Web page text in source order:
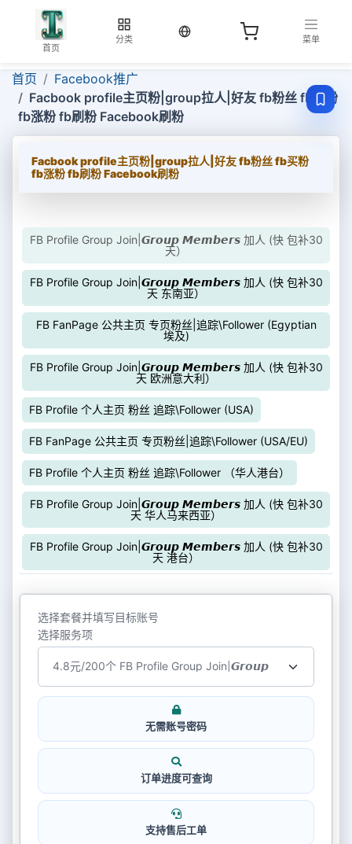
首页
分类
当前语言：中文
菜单
首页
Facebook推广
Facbook profile主页粉|group拉人|好友 fb粉丝 fb买粉
fb涨粉 fb刷粉 Facebook刷粉
Facbook profile主页粉|group拉人|好友 fb粉丝 fb买粉
fb涨粉 fb刷粉 Facebook刷粉
FB Profile Group Join|𝙂𝙧𝙤𝙪𝙥 𝙈𝙚𝙢𝙗𝙚𝙧𝙨 加人 (快 包补30
天）
FB Profile Group Join|𝙂𝙧𝙤𝙪𝙥 𝙈𝙚𝙢𝙗𝙚𝙧𝙨 加人 (快 包补30
天 东南亚）
FB FanPage 公共主页 专页粉丝|追踪\Follower (Egyptian
埃及)
FB Profile Group Join|𝙂𝙧𝙤𝙪𝙥 𝙈𝙚𝙢𝙗𝙚𝙧𝙨 加人 (快 包补30
天 欧洲意大利）
FB Profile 个人主页 粉丝 追踪\Follower (USA)
FB FanPage 公共主页 专页粉丝|追踪\Follower (USA/EU)
FB Profile 个人主页 粉丝 追踪\Follower （华人港台）
FB Profile Group Join|𝙂𝙧𝙤𝙪𝙥 𝙈𝙚𝙢𝙗𝙚𝙧𝙨 加人 (快 包补30
天 华人马来西亚）
FB Profile Group Join|𝙂𝙧𝙤𝙪𝙥 𝙈𝙚𝙢𝙗𝙚𝙧𝙨 加人 (快 包补30
天 港台）
选择套餐并填写目标账号
选择服务项
无需账号密码
订单进度可查询
支持售后工单